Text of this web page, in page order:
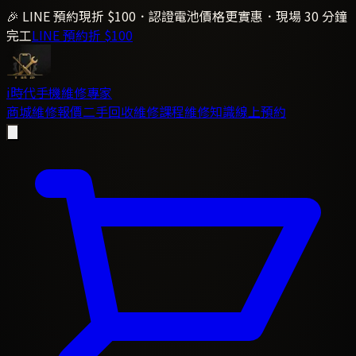
🎉 LINE 預約現折 $100．認證電池價格更實惠．現場 30 分鐘
完工LINE 預約折 $100
i時代手機維修專家
商城維修報價二手回收維修課程維修知識線上預約